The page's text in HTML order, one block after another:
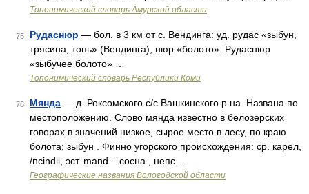
Топонимический словарь Амурской области
75 Рудаснюр — бол. в 3 км от с. Вендинга: уд. рудас «зыбун,
трясина, топь» (Вендинга), нюр «болото». Рудаснюр
«зыбучее болото» …
Топонимический словарь Республики Коми
76 Мянда — д. Роксомского с/с Вашкинского р на. Названа по
местоположению. Слово мянда известно в белозерских
говорах в значений низкое, сырое место в лесу, по краю
болота; зыбун . Финно угорского происхождения: ср. карел,
/ncindii, эст. mand – сосна , непс …
Географические названия Вологодской области